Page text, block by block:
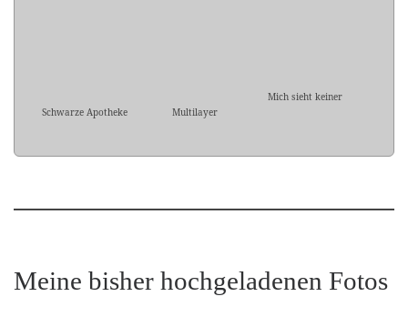
Schwarze Apotheke Multilayer
Mich sieht keiner
Meine bisher hochgeladenen Fotos